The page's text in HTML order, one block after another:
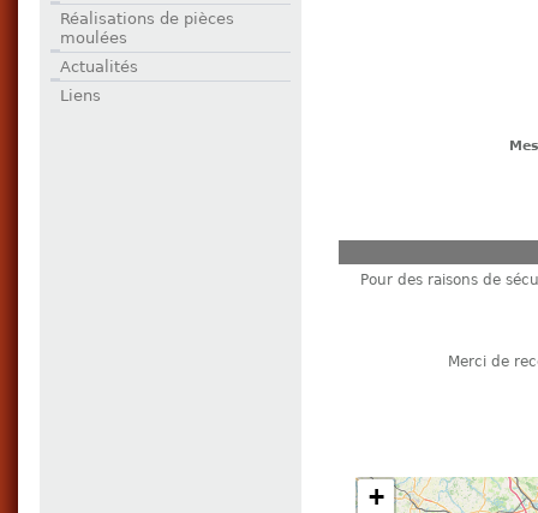
Réalisations de pièces
moulées
Actualités
Liens
Pour des raisons de
Merci de
+